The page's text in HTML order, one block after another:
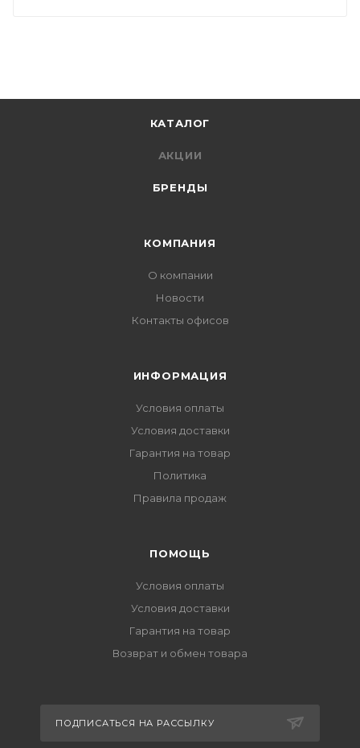
КАТАЛОГ
АКЦИИ
БРЕНДЫ
КОМПАНИЯ
О компании
Новости
Контакты офисов
ИНФОРМАЦИЯ
Условия оплаты
Условия доставки
Гарантия на товар
Политика
Правила продаж
ПОМОЩЬ
Условия оплаты
Условия доставки
Гарантия на товар
Возврат и обмен товара
ПОДПИСАТЬСЯ НА РАССЫЛКУ